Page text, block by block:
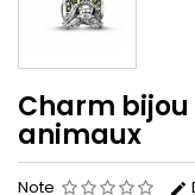
Charm
animaux
Note